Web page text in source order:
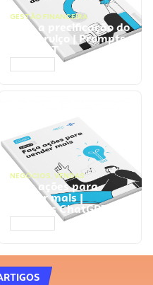
GESTÃO FINANCEIRA
Faça a precificação do
seu serviço | Prompts
ChatGPT
NEGÓCIOS, VENDAS
Faça ações para
vender mais |
Prompts ChatGPT